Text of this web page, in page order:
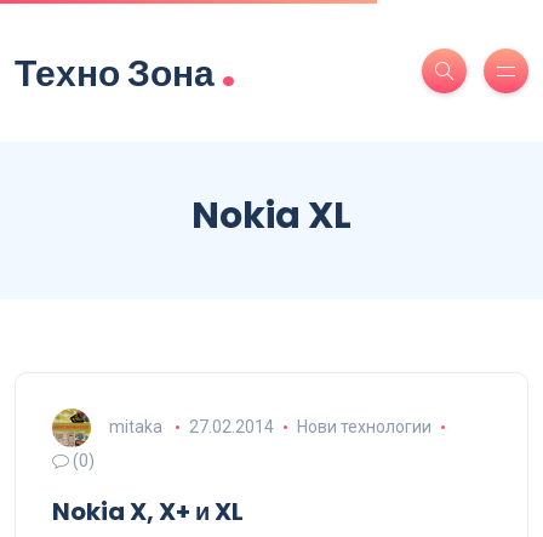
Техно Зона.
Nokia XL
mitaka 27.02.2014
Нови технологии
(0)
Nokia X, X+ и XL